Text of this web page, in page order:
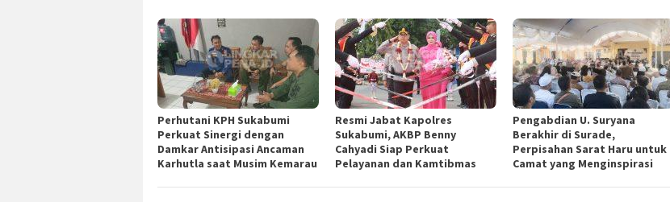
Perhutani KPH Sukabumi
Perkuat Sinergi dengan
Damkar Antisipasi Ancaman
Karhutla saat Musim Kemarau
Resmi Jabat Kapolres
Sukabumi, AKBP Benny
Cahyadi Siap Perkuat
Pelayanan dan Kamtibmas
Pengabdian U. Suryana
Berakhir di Surade,
Perpisahan Sarat Haru untuk
Camat yang Menginspirasi